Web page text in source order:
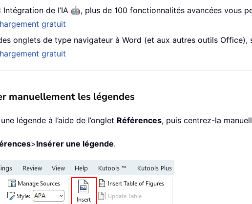
: Intégration de l’IA 🤖, plus de 100 fonctionnalités avancées vous
gratuit
onglets de type navigateur à Word (et aux autres outils
gratuit
manuellement les légendes
légende à l’aide de l’onglet Références, puis centrez-la
>Insérer une légende.